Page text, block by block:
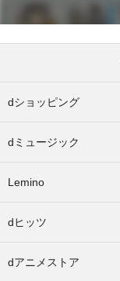
dショッピング
dミュージック
Lemino
dヒッツ
dアニメストア